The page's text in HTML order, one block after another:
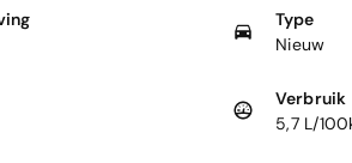
Type
Nieuw
Verbruik
5,7 L/